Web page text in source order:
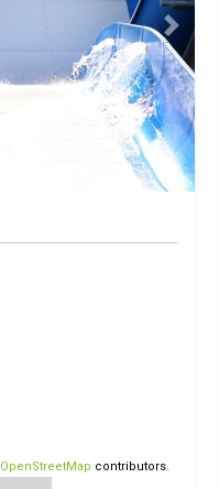
Next
OpenStreetMap contributors.